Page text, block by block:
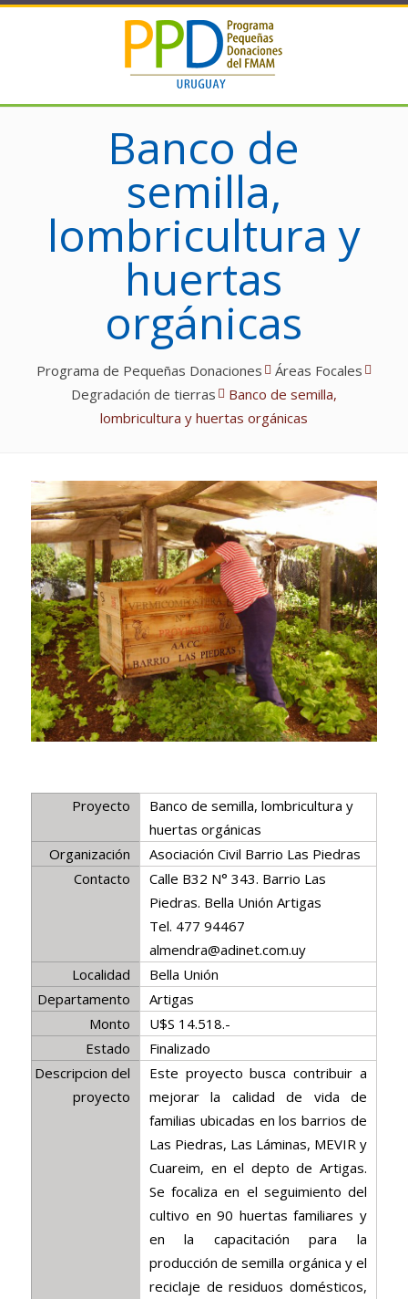
Banco de
semilla,
lombricultura y
huertas
orgánicas
Programa de Pequeñas Donaciones
Áreas Focales
Degradación de tierras
Banco de semilla,
lombricultura y huertas orgánicas
Proyecto
Banco de semilla, lombricultura y
huertas orgánicas
Organización
Asociación Civil Barrio Las Piedras
Contacto
Calle B32 N° 343. Barrio Las
Piedras. Bella Unión Artigas
Tel. 477 94467
almendra@adinet.com.uy
Localidad
Bella Unión
Departamento
Artigas
Monto
U$S 14.518.-
Estado
Finalizado
Descripcion del
proyecto
Este proyecto busca contribuir a
mejorar la calidad de vida de
familias ubicadas en los barrios de
Las Piedras, Las Láminas, MEVIR y
Cuareim, en el depto de Artigas.
Se focaliza en el seguimiento del
cultivo en 90 huertas familiares y
en la capacitación para la
producción de semilla orgánica y el
reciclaje de residuos domésticos,